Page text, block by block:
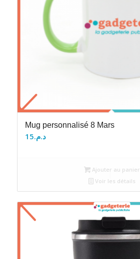
Mug personnalisé 8 Mars
د.م.15
Ajouter au panier
Voir les détails